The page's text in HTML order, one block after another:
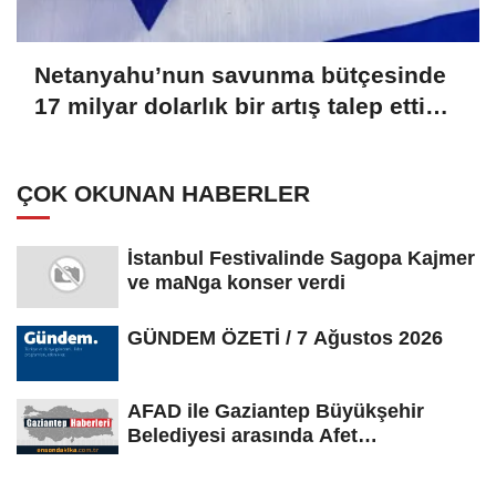
Netanyahu’nun savunma bütçesinde
17 milyar dolarlık bir artış talep ettiği
ÇOK OKUNAN HABERLER
İstanbul Festivalinde Sagopa Kajmer
ve maNga konser verdi
GÜNDEM ÖZETİ / 7 Ağustos 2026
AFAD ile Gaziantep Büyükşehir
Belediyesi arasında Afet